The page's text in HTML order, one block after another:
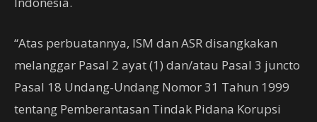
“Atas perbuatannya, ISM dan ASR disangkakan
melanggar Pasal 2 ayat (1) dan/atau Pasal 3 juncto
Pasal 18 Undang-Undang Nomor 31 Tahun 1999
tentang Pemberantasan Tindak Pidana Korupsi